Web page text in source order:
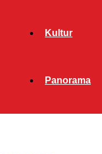
Kultur
Panorama